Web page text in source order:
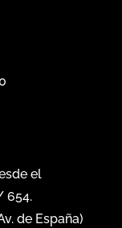
el
654.
de España)